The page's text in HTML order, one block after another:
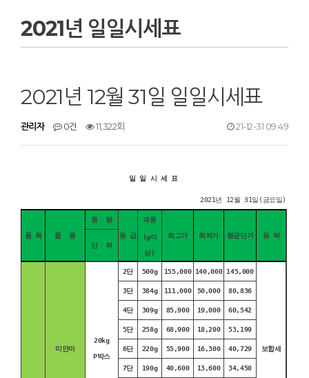
2021년 일일시세표
2021년 12월 31일 일일시세표
관리자 0건 11,322회 21-12-31 09:49
일 일 시 세 표
2021년 12월 31일(금요일)
품 목 품 종
중 량
등 급
과중
최고가 최저가 평균단가
등 락
단 위
(g이
상)
미안마
20kg
P박스
2단 500g 155,000 140,000 145,000
보합세
3단 384g 111,000 50,000 80,836
4단 309g 85,900 19,000 60,542
5단 258g 68,900 18,200 53,199
6단 220g 55,900 16,300 40,729
7단 190g 40,600 13,600 34,450